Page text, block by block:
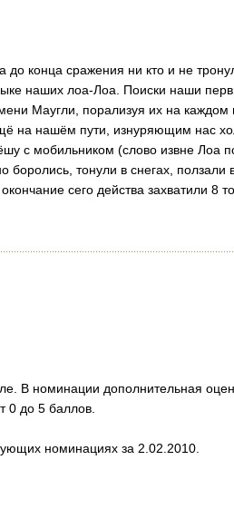
до конца сражения ни кто и не
наших лоа-Лоа. Поиски наши
Маугли, порализуя их на каждом
на нашём пути, изнуряющим нас
с мобильником (слово извне Лоа
тонули в снегах, ползали
сего действа захватили 8
В номинации дополнительная
0 до 5 баллов.
номинациях за 2.02.2010.